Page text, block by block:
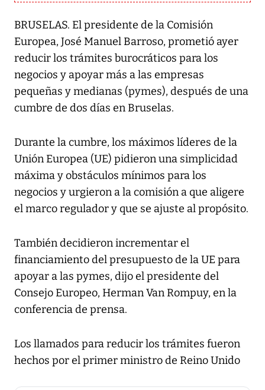
BRUSELAS. El presidente de la Comisión
Europea, José Manuel Barroso, prometió ayer
reducir los trámites burocráticos para los
negocios y apoyar más a las empresas
pequeñas y medianas (pymes), después de una
cumbre de dos días en Bruselas.
Durante la cumbre, los máximos líderes de la
Unión Europea (UE) pidieron una simplicidad
máxima y obstáculos mínimos para los
negocios y urgieron a la comisión a que aligere
el marco regulador y que se ajuste al propósito.
También decidieron incrementar el
financiamiento del presupuesto de la UE para
apoyar a las pymes, dijo el presidente del
Consejo Europeo, Herman Van Rompuy, en la
conferencia de prensa.
Los llamados para reducir los trámites fueron
hechos por el primer ministro de Reino Unido